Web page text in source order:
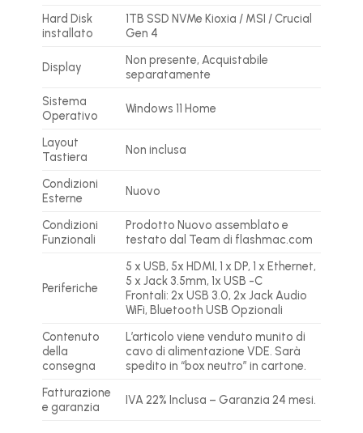
Hard Disk
installato
1TB SSD NVMe Kioxia / MSI / Crucial
Gen 4
Display
Non presente, Acquistabile
separatamente
Sistema
Operativo
Windows 11 Home
Layout
Tastiera
Non inclusa
Condizioni
Esterne
Nuovo
Condizioni
Funzionali
Prodotto Nuovo assemblato e
testato dal Team di flashmac.com
Periferiche
5 x USB, 5x HDMI, 1 x DP, 1 x Ethernet,
5 x Jack 3.5mm, 1x USB -C
Frontali: 2x USB 3.0, 2x Jack Audio
WiFi, Bluetooth USB Opzionali
Contenuto
della
consegna
L’articolo viene venduto munito di
cavo di alimentazione VDE. Sarà
spedito in “box neutro” in cartone.
Fatturazione
e garanzia
IVA 22% Inclusa – Garanzia 24 mesi.